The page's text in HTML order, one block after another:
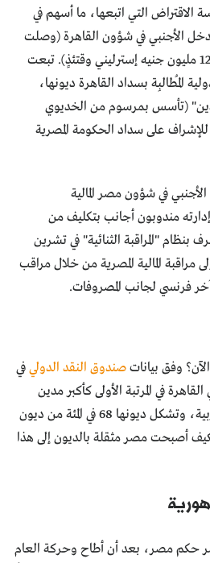
الاقتراض التي اتبعها، ما أسهم في
الأجنبي في شؤون القاهرة (وصلت
الديون الخارجية إلى حوالي 126 مليون جنيه إسترليني وقتئذٍ). تبعت
المُطالبِة بسداد القاهرة ديونها،
(تأسس بمرسوم من الخديوي
في أيار/ مايو 1876، للإشراف على سداد الحكومة المصرية
في شؤون مصر المالية
مندوبون أجانب بتكليف من
بنظام "المراقبة الثنائية" في تشرين
1876، وهدف إلى مراقبة المالية المصرية من خلال مراقب
فرنسي لجانب المصروفات.
وفق بياناتصندوق النقد الدوليفي
يناير 2024، تأتي القاهرة في المرتبة الأولى كأكبر مدين
للصندوق من بين الدول العربية، وتشكل ديونها 68 في المئة من ديون
أصبحت مصر مثقلة بالديون إلى هذا
حكم مصر، بعد أن أطاح وحركة العام